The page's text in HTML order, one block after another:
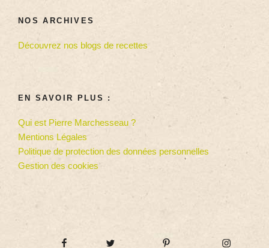
NOS ARCHIVES
Découvrez nos blogs de recettes
EN SAVOIR PLUS :
Qui est Pierre Marchesseau ?
Mentions Légales
Politique de protection des données personnelles
Gestion des cookies